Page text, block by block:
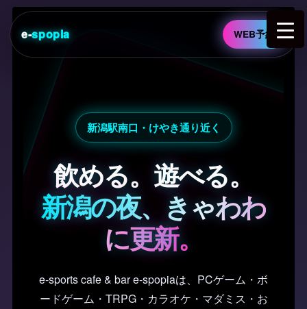
e-spopia WEB予約
新潟駅南口・けやき通り近く
飲める。遊べる。
新潟の夜、きゃわわ
に更新。
e-sports cafe & bar e-spopiaは、PCゲーム・ボ
ードゲーム・TRPG・カラオケ・マダミス・お